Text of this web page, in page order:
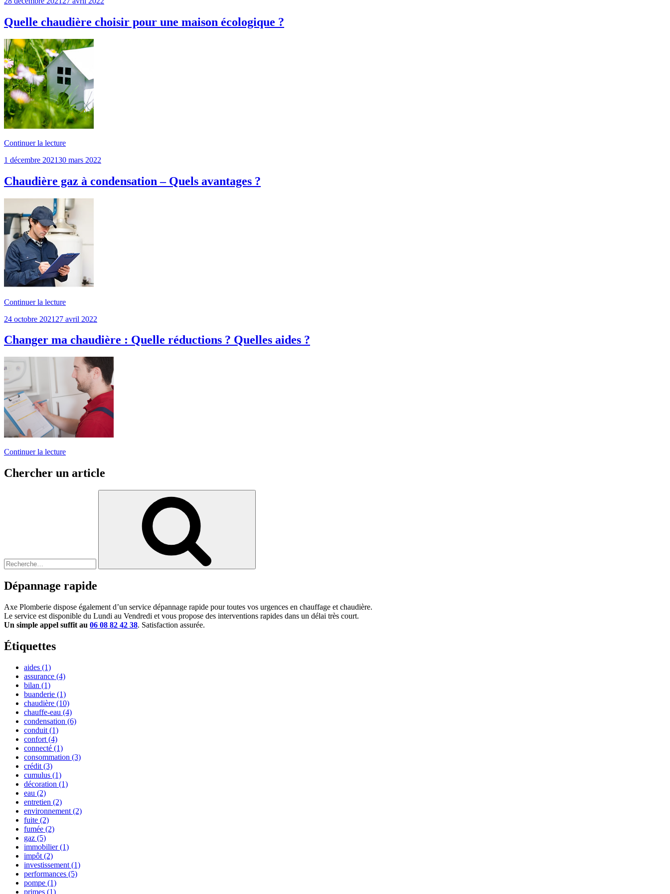
Quelle chaudière choisir pour une maison écologique ?
Continuer la lecturede
chaudière
pour
une
maison
écologique
? »
Publié
1 décembre 202130 mars 2022
Chaudière gaz à condensation – Quels avantages ?
Continuer la lecturede
gaz
condensation
–
Quels
avantages
? »
Publié
24 octobre 2021 27 avril 2022
Changer ma chaudière : Quelle réductions ? Quelles aides ?
Continuer la lecturede
chaudière
Chercher un article
Dépannage rapide
Axe Plomberie dispose également d’un service dépannage rapide pour toutes vos urgences en chauffage et chaudière.
Le service est disponible du Lundi au Vendredi et vous propose des interventions rapides dans un délai très court.
Un simple appel suffit au 06 08 82 42 38. Satisfaction assurée.
Étiquettes
aides (1)
assurance (4)
bilan (1)
buanderie (1)
chaudière (10)
chauffe-eau (4)
condensation (6)
conduit (1)
confort (4)
connecté (1)
consommation (3)
crédit (3)
cumulus (1)
décoration (1)
eau (2)
entretien (2)
environnement (2)
fuite (2)
fumée (2)
gaz (5)
immobilier(1)
impôt (2)
investissement (1)
performances (5)
pompe (1)
primes (1)